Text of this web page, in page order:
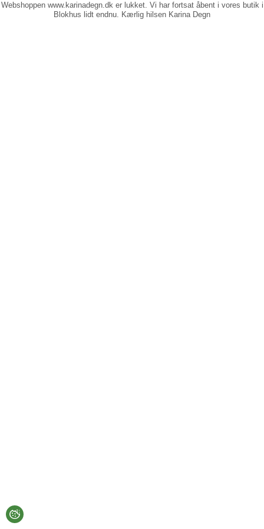
Webshoppen www.karinadegn.dk er lukket. Vi har fortsat åbent i vores butik i
Blokhus lidt endnu. Kærlig hilsen Karina Degn